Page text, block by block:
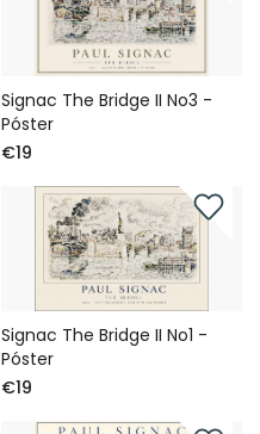
Signac The Bridge II No3 -
Póster
€19
Signac The Bridge II No1 -
Póster
€19